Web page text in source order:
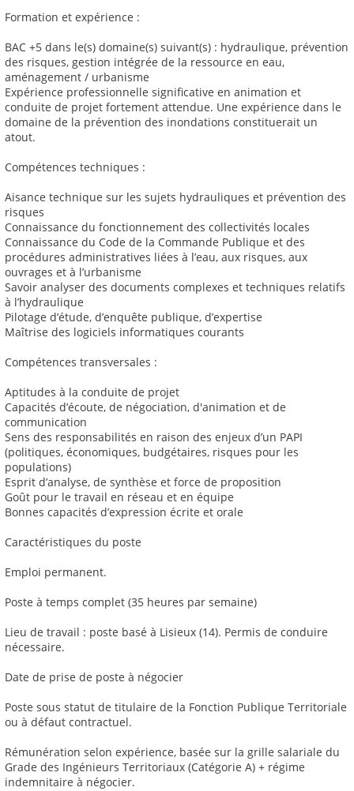
Formation et expérience :
BAC +5 dans le(s) domaine(s) suivant(s) : hydraulique, prévention
des risques, gestion intégrée de la ressource en eau,
aménagement / urbanisme
Expérience professionnelle significative en animation et
conduite de projet fortement attendue. Une expérience dans le
domaine de la prévention des inondations constituerait un
atout.
Compétences techniques :
Aisance technique sur les sujets hydrauliques et prévention des
risques
Connaissance du fonctionnement des collectivités locales
Connaissance du Code de la Commande Publique et des
procédures administratives liées à l’eau, aux risques, aux
ouvrages et à l’urbanisme
Savoir analyser des documents complexes et techniques relatifs
à l’hydraulique
Pilotage d’étude, d’enquête publique, d’expertise
Maîtrise des logiciels informatiques courants
Compétences transversales :
Aptitudes à la conduite de projet
Capacités d’écoute, de négociation, d'animation et de
communication
Sens des responsabilités en raison des enjeux d’un PAPI
(politiques, économiques, budgétaires, risques pour les
populations)
Esprit d’analyse, de synthèse et force de proposition
Goût pour le travail en réseau et en équipe
Bonnes capacités d’expression écrite et orale
Caractéristiques du poste
Emploi permanent.
Poste à temps complet (35 heures par semaine)
Lieu de travail : poste basé à Lisieux (14). Permis de conduire
nécessaire.
Date de prise de poste à négocier
Poste sous statut de titulaire de la Fonction Publique Territoriale
ou à défaut contractuel.
Rémunération selon expérience, basée sur la grille salariale du
Grade des Ingénieurs Territoriaux (Catégorie A) + régime
indemnitaire à négocier.